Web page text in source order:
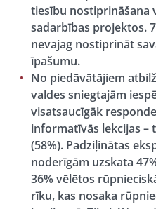
tiesību nostiprināšana
sadarbības projektos.
nevajag nostiprināt
īpašumu.
No piedāvātājiem
valdes sniegtajām
visatsaucīgāk
informatīvās lekcijas –
(58%). Padziļinātas
noderīgām uzskata
36% vēlētos
rīku, kas nosaka